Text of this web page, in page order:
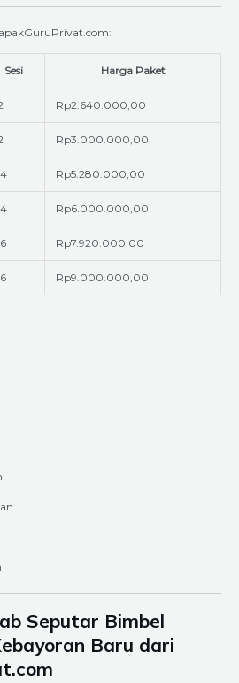
Sesi Harga Paket
Rp2.640.000,00
Rp3.000.000,00
Rp5.280.000,00
Rp6.000.000,00
Rp7.920.000,00
Rp9.000.000,00
Seputar Bimbel
Baru dari